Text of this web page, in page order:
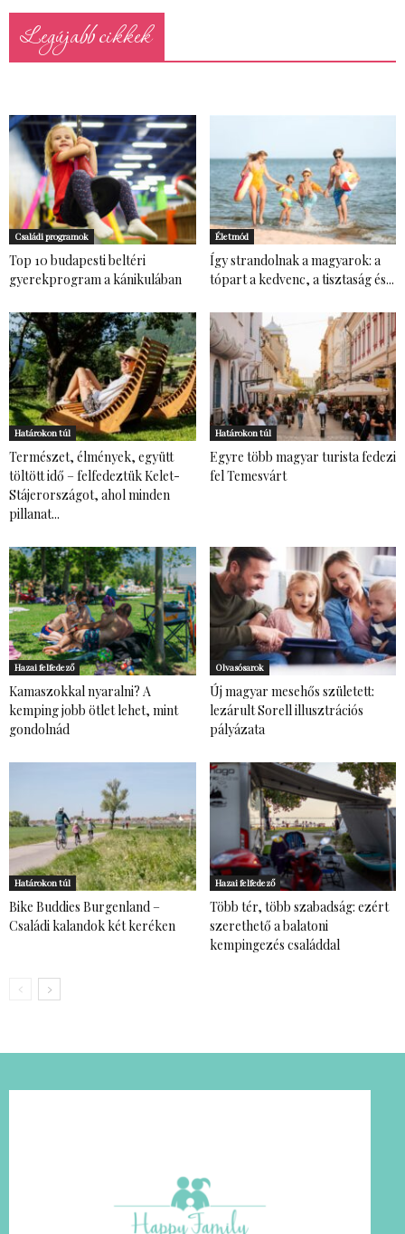
Legújabb cikkek
Családi programok
Top 10 budapesti beltéri
gyerekprogram a kánikulában
Életmód
Így strandolnak a magyarok: a
tópart a kedvenc, a tisztaság és...
Határokon túl
Természet, élmények, együtt
töltött idő – felfedeztük Kelet-
Stájerországot, ahol minden
pillanat...
Határokon túl
Egyre több magyar turista fedezi
fel Temesvárt
Hazai felfedező
Kamaszokkal nyaralni? A
kemping jobb ötlet lehet, mint
gondolnád
Olvasósarok
Új magyar mesehős született:
lezárult Sorell illusztrációs
pályázata
Határokon túl
Bike Buddies Burgenland –
Családi kalandok két keréken
Hazai felfedező
Több tér, több szabadság: ezért
szerethető a balatoni
kempingezés családdal